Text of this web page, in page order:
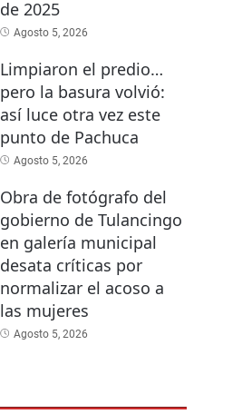
de 2025
Agosto 5, 2026
Limpiaron el predio…
pero la basura volvió:
así luce otra vez este
punto de Pachuca
Agosto 5, 2026
Obra de fotógrafo del
gobierno de Tulancingo
en galería municipal
desata críticas por
normalizar el acoso a
las mujeres
Agosto 5, 2026